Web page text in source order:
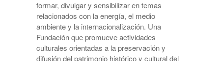
formar, divulgar y sensibilizar en temas
relacionados con la energía, el medio
ambiente y la internacionalización. Una
Fundación que promueve actividades
culturales orientadas a la preservación y
difusión del patrimonio histórico y cultural del